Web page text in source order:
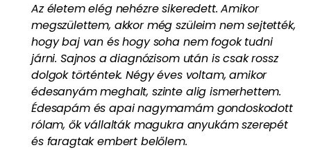
Az életem elég nehézre sikeredett. Amikor
megszülettem, akkor még szüleim nem sejtették,
hogy baj van és hogy soha nem fogok tudni
járni. Sajnos a diagnózisom után is csak rossz
dolgok történtek. Négy éves voltam, amikor
édesanyám meghalt, szinte alig ismerhettem.
Édesapám és apai nagymamám gondoskodott
rólam, ők vállalták magukra anyukám szerepét
és faragtak embert belőlem.